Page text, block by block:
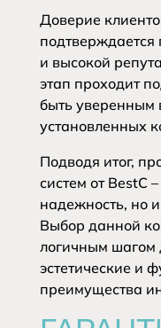
Доверие
и высокой
этап проходит
быть уверенным
установленных
Подводя итог,
систем от BestC
надежность, но
Выбор данной
логичным шагом
эстетические и
преимущества